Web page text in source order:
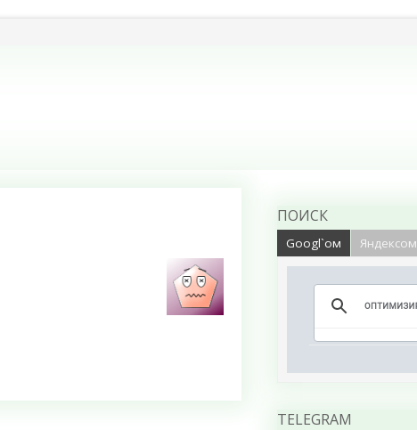
ПОИСК
Googl`ом Яндексом
TELEGRAM